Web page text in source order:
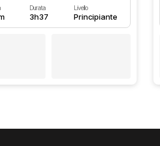
Durata
3h37
Livello
Principiante